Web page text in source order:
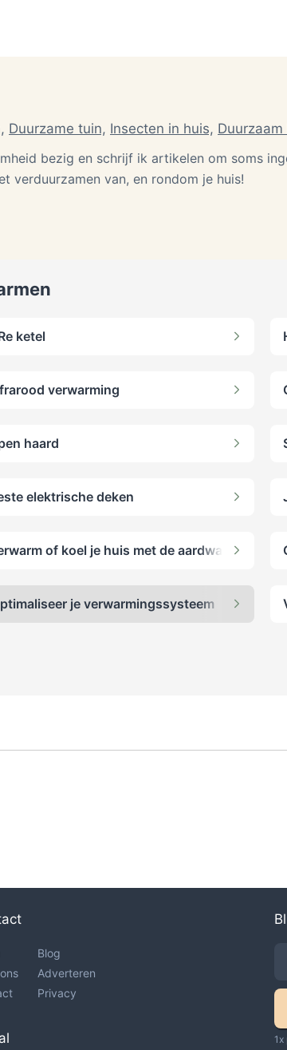
Duurzame tuin, Insecten in huis, Duurzaam
bezig en schrijf ik artikelen om soms
verduurzamen van, en rondom je huis!
ketel
verwarming
haard
elektrische deken
of koel je huis met de aardwarmte
je verwarmingssysteem
Blog
Adverteren
Privacy